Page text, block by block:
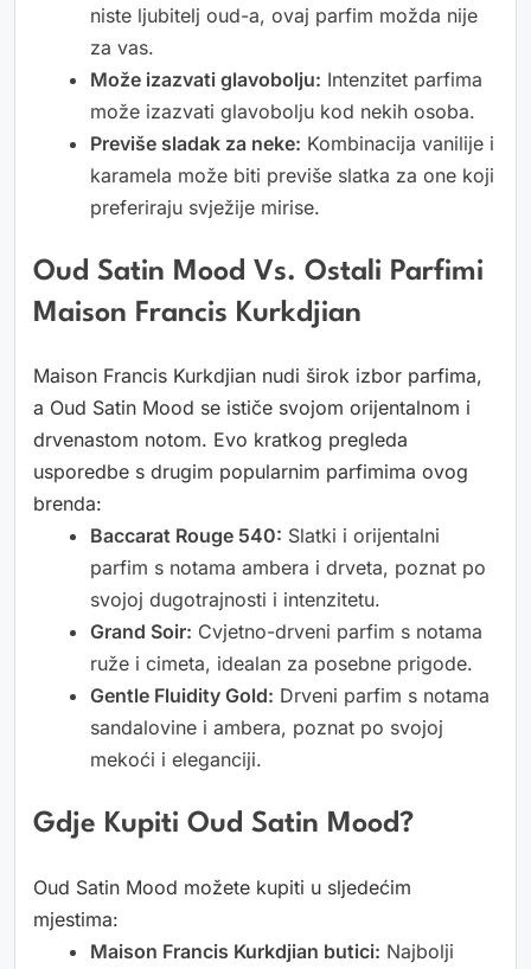
niste ljubitelj oud-a, ovaj parfim možda nije
za vas.
Može izazvati glavobolju: Intenzitet parfima
može izazvati glavobolju kod nekih osoba.
Previše sladak za neke: Kombinacija vanilije i
karamela može biti previše slatka za one koji
preferiraju svježije mirise.
Oud Satin Mood Vs. Ostali Parfimi
Maison Francis Kurkdjian
Maison Francis Kurkdjian nudi širok izbor parfima,
a Oud Satin Mood se ističe svojom orijentalnom i
drvenastom notom. Evo kratkog pregleda
usporedbe s drugim popularnim parfimima ovog
brenda:
Baccarat Rouge 540: Slatki i orijentalni
parfim s notama ambera i drveta, poznat po
svojoj dugotrajnosti i intenzitetu.
Grand Soir: Cvjetno-drveni parfim s notama
ruže i cimeta, idealan za posebne prigode.
Gentle Fluidity Gold: Drveni parfim s notama
sandalovine i ambera, poznat po svojoj
mekoći i eleganciji.
Gdje Kupiti Oud Satin Mood?
Oud Satin Mood možete kupiti u sljedećim
mjestima:
Maison Francis Kurkdjian butici: Najbolji